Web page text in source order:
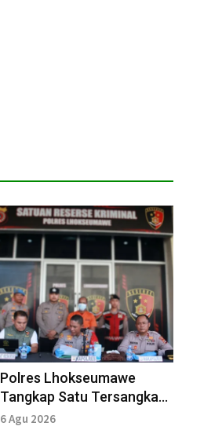
Polres Lhokseumawe
Tangkap Satu Tersangka
Dugaan Penculikan, Dua
6 Agu 2026